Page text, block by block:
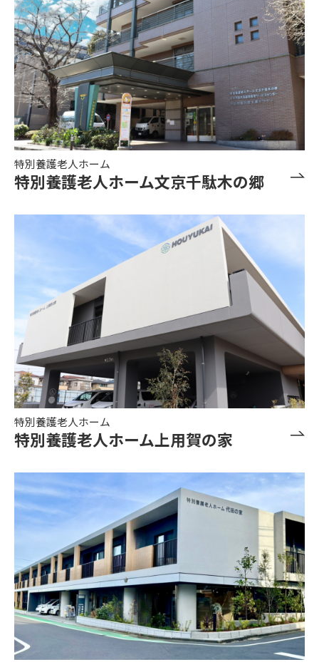
特別養護老人ホーム
特別養護老人ホーム文京千駄木の郷
特別養護老人ホーム
特別養護老人ホーム上用賀の家